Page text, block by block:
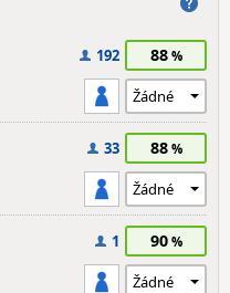
192 88
33 88
1 90